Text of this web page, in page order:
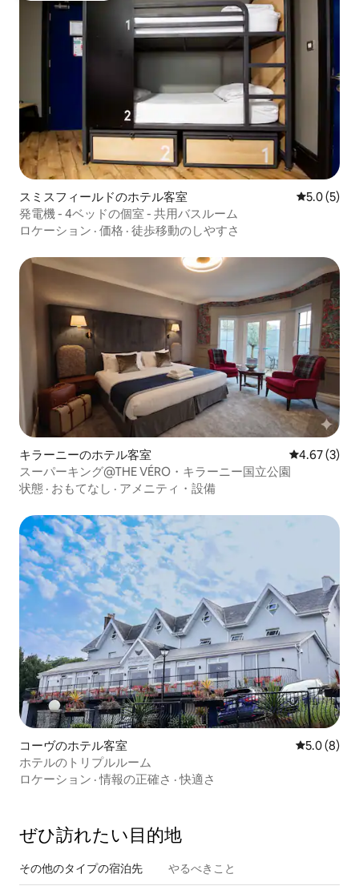
スミスフィールドのホテル客室 レビュー5
5.0 (5)
発電機 - 4ベッドの個室 - 共用バスルーム
ロケーション · 価格 · 徒歩移動のしやすさ
キラーニーのホテル客室 レビュー3
4.67 (3)
スーパーキング@THE VÉRO・キラーニー国立公園
状態 · おもてなし · アメニティ・設備
コーヴのホテル客室 レビュー8
5.0 (8)
ホテルのトリプルルーム
ロケーション ·情報の正確さ ·快適さ
ぜひ訪⁠れ⁠た⁠い目⁠的⁠地
その他のタ⁠イ⁠プ⁠の宿⁠泊⁠先 やるべきこと